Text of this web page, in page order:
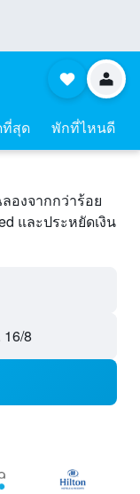
ที่สุด พักที่ไหนดี
องจากกว่าร้อย
และประหยัดเงิน
16/8